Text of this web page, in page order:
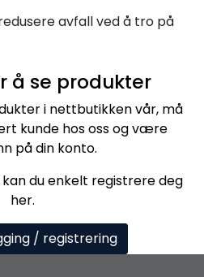
avfall ved å tro på
å se produkter
i nettbutikken vår, må
kunde hos oss og være
på din konto.
du enkelt registrere deg
her.
/ registrering